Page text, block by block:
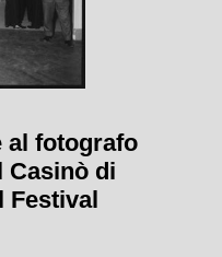
al fotografo
Casinò di
Festival